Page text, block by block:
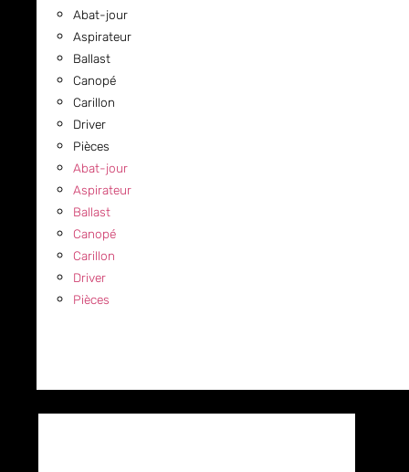
Abat-jour
Aspirateur
Ballast
Canopé
Carillon
Driver
Pièces
Abat-jour
Aspirateur
Ballast
Canopé
Carillon
Driver
Pièces